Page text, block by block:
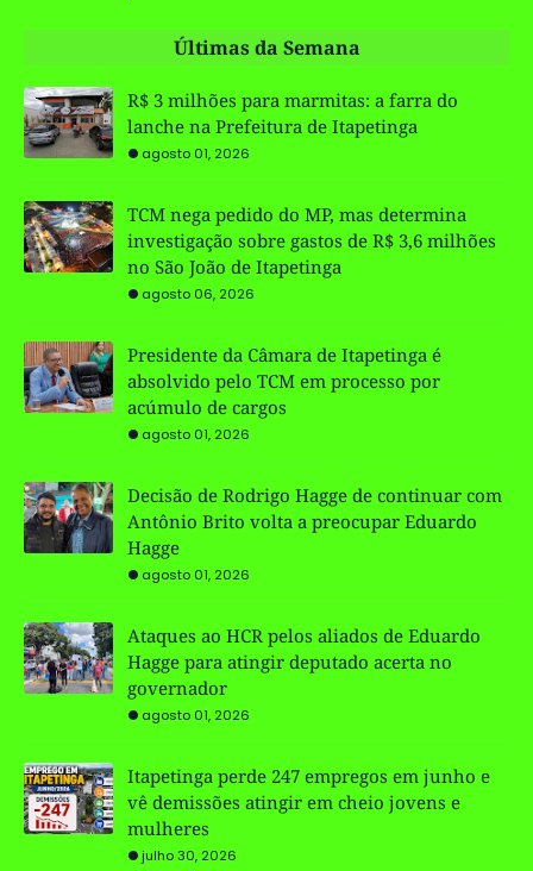
Últimas da Semana
R$ 3 milhões para marmitas: a farra do
lanche na Prefeitura de Itapetinga
agosto 01, 2026
TCM nega pedido do MP, mas determina
investigação sobre gastos de R$ 3,6 milhões
no São João de Itapetinga
agosto 06, 2026
Presidente da Câmara de Itapetinga é
absolvido pelo TCM em processo por
acúmulo de cargos
agosto 01, 2026
Decisão de Rodrigo Hagge de continuar com
Antônio Brito volta a preocupar Eduardo
Hagge
agosto 01, 2026
Ataques ao HCR pelos aliados de Eduardo
Hagge para atingir deputado acerta no
governador
agosto 01, 2026
Itapetinga perde 247 empregos em junho e
vê demissões atingir em cheio jovens e
mulheres
julho 30, 2026